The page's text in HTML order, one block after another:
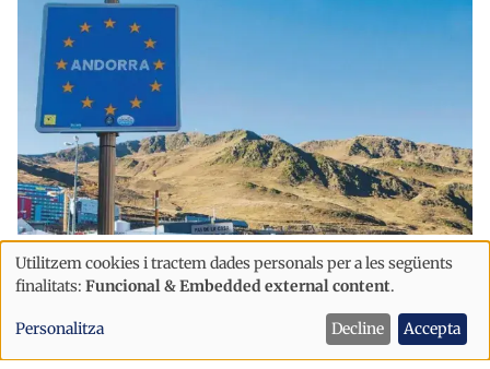
Política
Andorra podria posar en risc l’Acord
Duaner si rebutja l'acord amb la UE
després d’una eventual aplicació
Ús
de
dades
Utilitzem cookies i tractem dades personals per a les següents
finalitats: Funcional & Embedded external content.
Personalitza Decline Accepta